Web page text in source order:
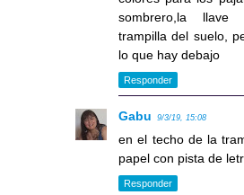
sombrero,la
trampilla del suelo,
lo que hay debajo
Responder
Gabu 9/3/19, 15:08
en el techo de la
papel con pista de
Responder